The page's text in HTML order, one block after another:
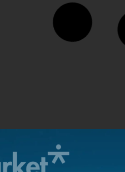
TVE FELNŐTT LABDARÚGÁS
HÁROM ÚJ JÁTÉKOSSAL ERŐSÍTETTÜK
2026. JÚLIUS 02., 18:00